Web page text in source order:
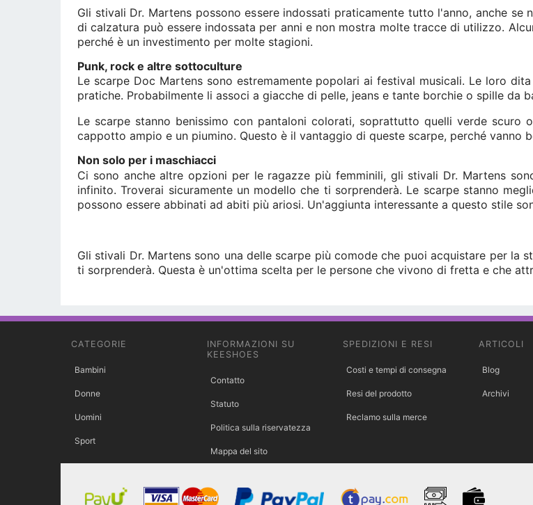
Gli stivali Dr. Martens possono essere indossati praticamente tutto l'anno, anche
di calzatura può essere indossata per anni e non mostra molte tracce di utilizzo.
perché è un investimento per molte stagioni.
Punk, rock e altre sottoculture
Le scarpe Doc Martens sono estremamente popolari ai festival musicali. Le loro
pratiche. Probabilmente li associ a giacche di pelle, jeans e tante borchie o spille da
Le scarpe stanno benissimo con pantaloni colorati, soprattutto quelli verde scuro
cappotto ampio e un piumino. Questo è il vantaggio di queste scarpe, perché vanno
Non solo per i maschiacci
Ci sono anche altre opzioni per le ragazze più femminili, gli stivali Dr. Martens
infinito. Troverai sicuramente un modello che ti sorprenderà. Le scarpe stanno
possono essere abbinati ad abiti più ariosi. Un'aggiunta interessante a questo stile
Gli stivali Dr. Martens sono una delle scarpe più comode che puoi acquistare per
ti sorprenderà. Questa è un'ottima scelta per le persone che vivono di fretta e che
CATEGORIE
Bambini
Donne
Uomini
Sport
INFORMAZIONI SU
KEESHOES
Contatto
Statuto
Politica sulla riservatezza
Mappa del sito
SPEDIZIONI E RESI
Costi e tempi di consegna
Resi del prodotto
Reclamo sulla merce
ARTICOLI
Blog
Archivi